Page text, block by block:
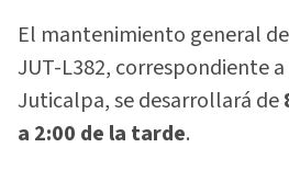
El mantenimiento general
JUT-L382, correspondiente
Juticalpa, se desarrollará de
a 2:00 de la tarde.